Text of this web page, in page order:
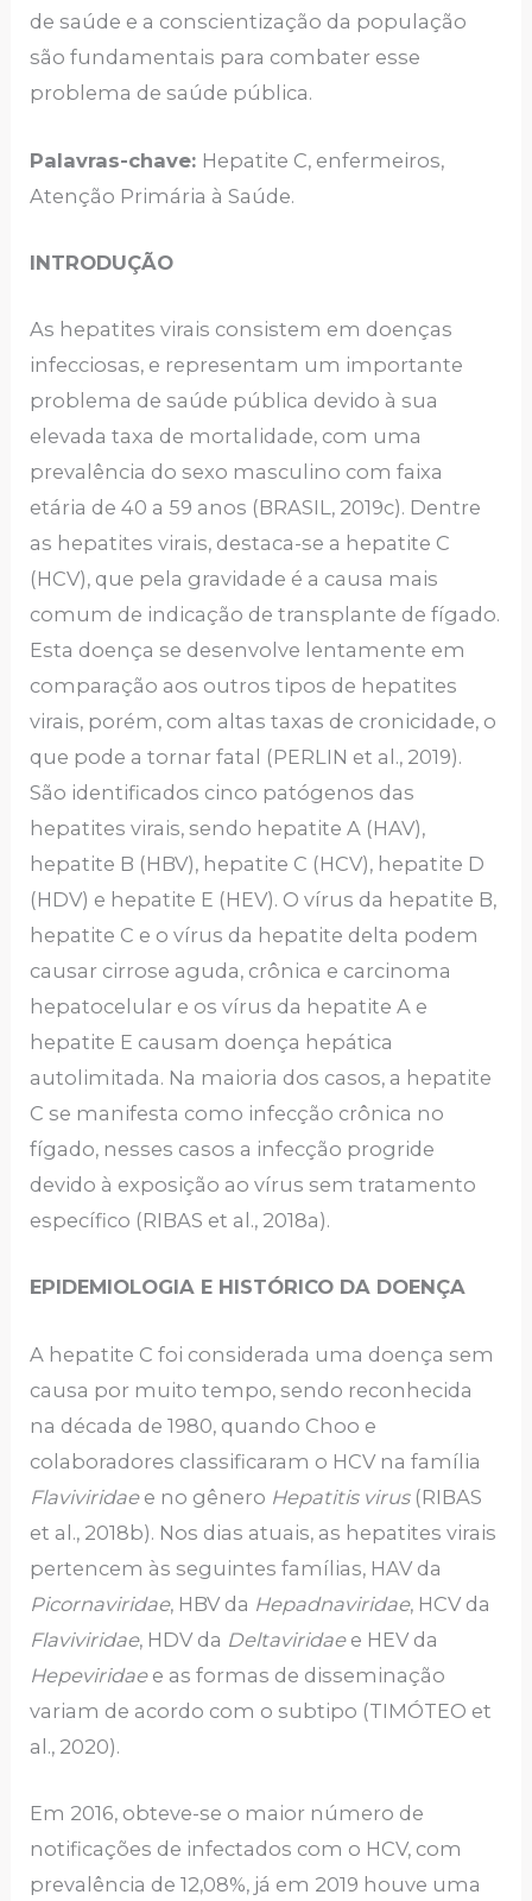
de saúde e a conscientização da população
são fundamentais para combater esse
problema de saúde pública.
Palavras-chave: Hepatite C, enfermeiros,
Atenção Primária à Saúde.
INTRODUÇÃO
As hepatites virais consistem em doenças
infecciosas, e representam um importante
problema de saúde pública devido à sua
elevada taxa de mortalidade, com uma
prevalência do sexo masculino com faixa
etária de 40 a 59 anos (BRASIL, 2019c). Dentre
as hepatites virais, destaca-se a hepatite C
(HCV), que pela gravidade é a causa mais
comum de indicação de transplante de fígado.
Esta doença se desenvolve lentamente em
comparação aos outros tipos de hepatites
virais, porém, com altas taxas de cronicidade, o
que pode a tornar fatal (PERLIN et al., 2019).
São identificados cinco patógenos das
hepatites virais, sendo hepatite A (HAV),
hepatite B (HBV), hepatite C (HCV), hepatite D
(HDV) e hepatite E (HEV). O vírus da hepatite B,
hepatite C e o vírus da hepatite delta podem
causar cirrose aguda, crônica e carcinoma
hepatocelular e os vírus da hepatite A e
hepatite E causam doença hepática
autolimitada. Na maioria dos casos, a hepatite
C se manifesta como infecção crônica no
fígado, nesses casos a infecção progride
devido à exposição ao vírus sem tratamento
específico (RIBAS et al., 2018a).
EPIDEMIOLOGIA E HISTÓRICO DA DOENÇA
A hepatite C foi considerada uma doença sem
causa por muito tempo, sendo reconhecida
na década de 1980, quando Choo e
colaboradores classificaram o HCV na família
Flaviviridaee no gênero Hepatitis virus (RIBAS
et al., 2018b). Nos dias atuais, as hepatites virais
pertencem às seguintes famílias, HAV da
Picornaviridae, HBV da Hepadnaviridae, HCV da
Flaviviridae, HDV da Deltaviridaee HEV da
Hepeviridaee as formas de disseminação
variam de acordo com o subtipo (TIMÓTEO et
al., 2020).
Em 2016, obteve-se o maior número de
notificações de infectados com o HCV, com
prevalência de 12,08%, já em 2019 houve uma